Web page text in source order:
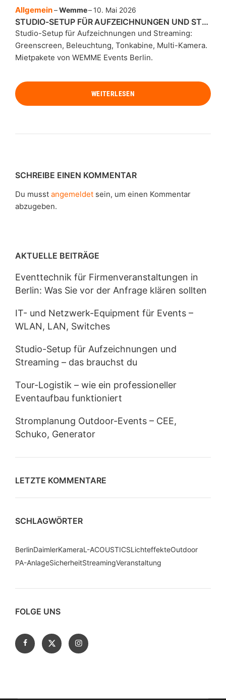
Allgemein Wemme 10. Mai 2026
STUDIO-SETUP FÜR AUFZEICHNUNGEN UND STREAMING – DAS BRAUCHST DU
Studio-Setup für Aufzeichnungen und Streaming:
Greenscreen, Beleuchtung, Tonkabine, Multi-Kamera.
Mietpakete von WEMME Events Berlin.
WEITERLESEN
SCHREIBE EINEN KOMMENTAR
Du musst angemeldet sein, um einen Kommentar
abzugeben.
AKTUELLE BEITRÄGE
Eventtechnik für Firmenveranstaltungen in
Berlin: Was Sie vor der Anfrage klären sollten
IT- und Netzwerk-Equipment für Events –
WLAN, LAN, Switches
Studio-Setup für Aufzeichnungen und
Streaming – das brauchst du
Tour-Logistik – wie ein professioneller
Eventaufbau funktioniert
Stromplanung Outdoor-Events – CEE,
Schuko, Generator
LETZTE KOMMENTARE
SCHLAGWÖRTER
BerlinDaimlerKameraL-ACOUSTICSLichteffekteOutdoor
PA-AnlageSicherheitStreamingVeranstaltung
FOLGE UNS